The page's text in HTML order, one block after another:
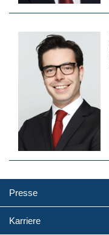
Presse
Karriere